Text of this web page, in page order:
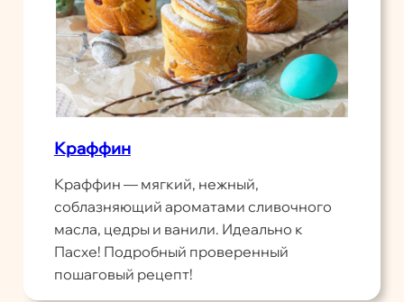
Краффин
Краффин — мягкий, нежный,
соблазняющий ароматами сливочного
масла, цедры и ванили. Идеально к
Пасхе! Подробный проверенный
пошаговый рецепт!